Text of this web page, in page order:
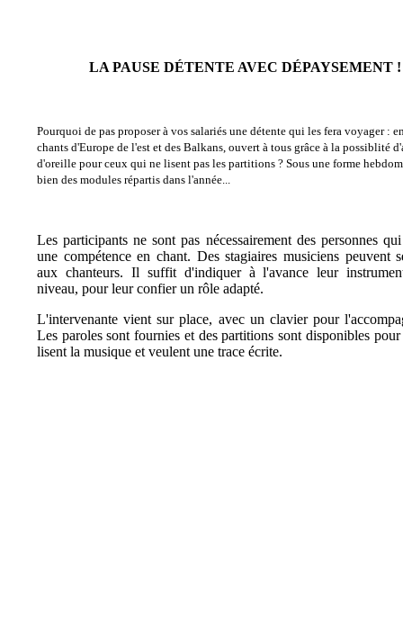
LA PAUSE DÉTENTE AVEC DÉPAYSEMENT !
Pourquoi de pas proposer à vos salariés une détente qui les fera voyager :
chants d'Europe de l'est et des Balkans, ouvert à tous grâce à la possiblité
d'oreille pour ceux qui ne lisent pas les partitions ? Sous une forme
bien des modules répartis dans l'année...
Les participants ne sont pas nécessairement des personnes
une compétence en chant. Des stagiaires musiciens peuvent
aux chanteurs. Il suffit d'indiquer à l'avance leur
niveau, pour leur confier un rôle adapté.
L'intervenante vient sur place, avec un clavier pour
Les paroles sont fournies et des partitions sont disponibles
lisent la musique et veulent une trace écrite.